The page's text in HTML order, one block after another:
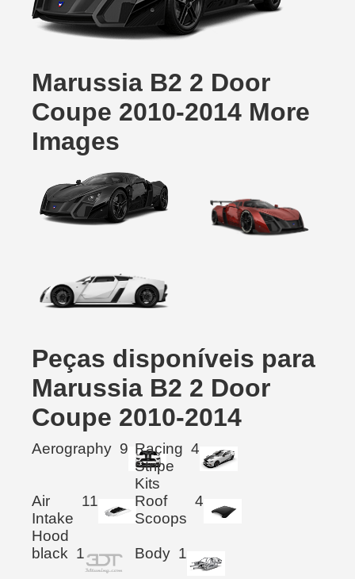
Marussia B2 2 Door
Coupe 2010-2014 More
Images
Peças disponíveis para
Marussia B2 2 Door
Coupe 2010-2014
Aerography 9 Racing
Stripe
Kits
4
Air
Intake
Hood
11
Roof
Scoops
4
black 1 Body 1